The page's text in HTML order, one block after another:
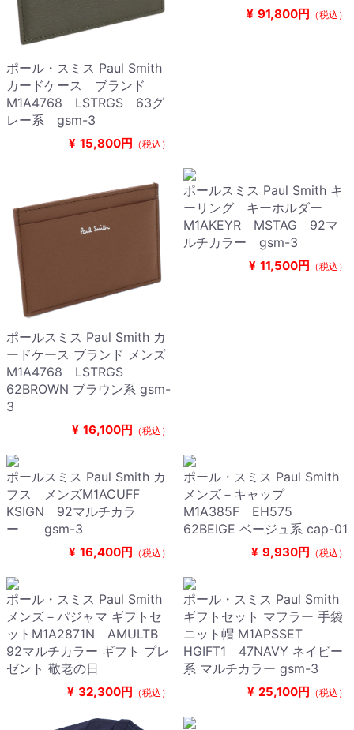
ポール・スミス Paul Smith
カードケース ブランド
M1A4768 LSTRGS 63グ
レー系 gsm-3
¥ 15,800円 （税込）
¥ 91,800円 （税込）
ポールスミス Paul Smith カ
ードケース ブランド メンズ
M1A4768 LSTRGS
62BROWN ブラウン系 gsm-
3
¥ 16,100円 （税込）
ポールスミス Paul Smith キ
ーリング キーホルダー
M1AKEYR MSTAG 92マ
ルチカラー gsm-3
¥ 11,500円 （税込）
ポールスミス Paul Smith カ
フス メンズM1ACUFF
KSIGN 92マルチカラ
ー gsm-3
¥ 16,400円 （税込）
ポール・スミス Paul Smith
メンズ－キャップ
M1A385F EH575
62BEIGE ベージュ系 cap-01
¥ 9,930円 （税込）
ポール・スミス Paul Smith
メンズ－パジャマ ギフトセ
ットM1A2871N AMULTB
92マルチカラー ギフト プレ
ゼント 敬老の日
¥ 32,300円 （税込）
ポール・スミス Paul Smith
ギフトセット マフラー 手袋
ニット帽 M1APSSET
HGIFT1 47NAVY ネイビー
系 マルチカラー gsm-3
¥ 25,100円 （税込）